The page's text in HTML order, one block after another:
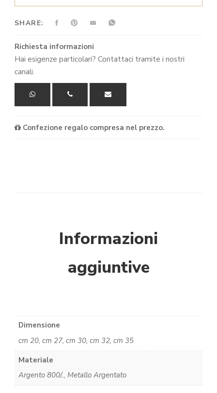
SHARE:
Richiesta informazioni
Hai esigenze particolari? Contattaci tramite i nostri
canali.
Confezione regalo compresa nel prezzo.
Informazioni
aggiuntive
Dimensione
cm 20, cm 27, cm 30, cm 32, cm 35
Materiale
Argento 800/.., Metallo Argentato